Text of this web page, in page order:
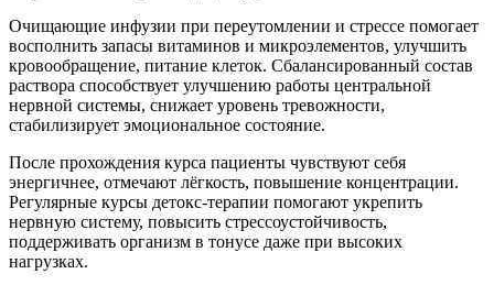
Очищающие инфузии при переутомлении и стрессе помогает
восполнить запасы витаминов и микроэлементов, улучшить
кровообращение, питание клеток. Сбалансированный состав
раствора способствует улучшению работы центральной
нервной системы, снижает уровень тревожности,
стабилизирует эмоциональное состояние.
После прохождения курса пациенты чувствуют себя
энергичнее, отмечают лёгкость, повышение концентрации.
Регулярные курсы детокс-терапии помогают укрепить
нервную систему, повысить стрессоустойчивость,
поддерживать организм в тонусе даже при высоких
нагрузках.